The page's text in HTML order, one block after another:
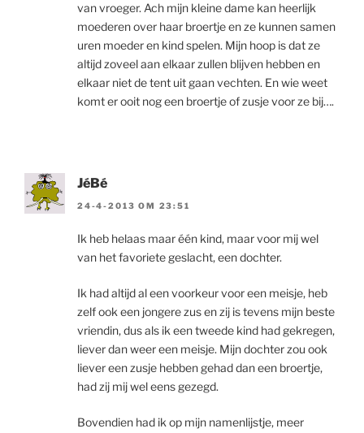
van vroeger. Ach mijn kleine dame kan heerlijk
moederen over haar broertje en ze kunnen samen
uren moeder en kind spelen. Mijn hoop is dat ze
altijd zoveel aan elkaar zullen blijven hebben en
elkaar niet de tent uit gaan vechten. En wie weet
komt er ooit nog een broertje of zusje voor ze bij….
JéBé
24-4-2013 OM 23:51
Ik heb helaas maar één kind, maar voor mij wel
van het favoriete geslacht, een dochter.
Ik had altijd al een voorkeur voor een meisje, heb
zelf ook een jongere zus en zij is tevens mijn beste
vriendin, dus als ik een tweede kind had gekregen,
liever dan weer een meisje. Mijn dochter zou ook
liever een zusje hebben gehad dan een broertje,
had zij mij wel eens gezegd.
Bovendien had ik op mijn namenlijstje, meer